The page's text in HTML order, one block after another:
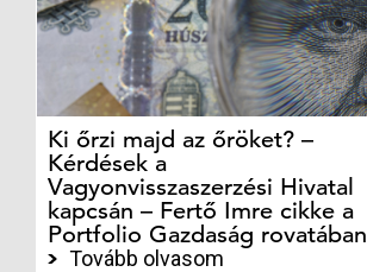
Ki őrzi majd az őröket? –
Kérdések a
Vagyonvisszaszerzési Hivatal
kapcsán – Fertő Imre cikke a
Portfolio Gazdaság rovatában
Tovább olvasom